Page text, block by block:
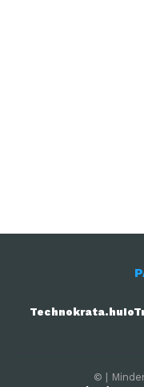
Technokrata.hu
© |